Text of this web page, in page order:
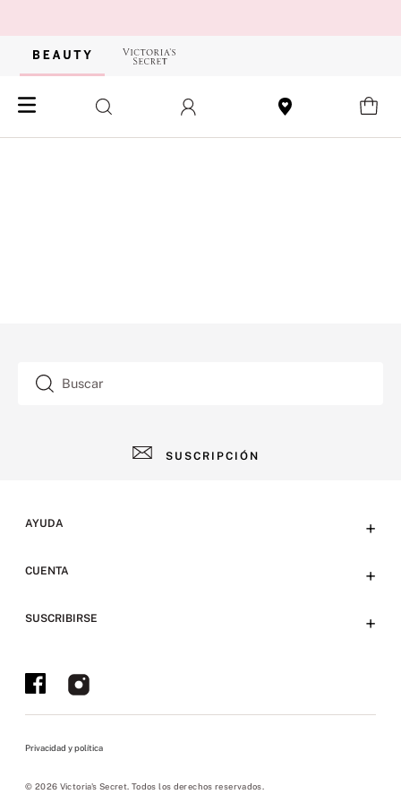
Buscar
SUSCRIPCIÓN
AYUDA +
Preguntas frecuentes
Bases y condiciones
Políticas de privacidad
Políticas pickup
CUENTA +
SUSCRIBIRSE +
Ofertas en Tienda y Eventos
Privacidad y política
© 2026 Victoria's Secret. Todos los derechos reservados.